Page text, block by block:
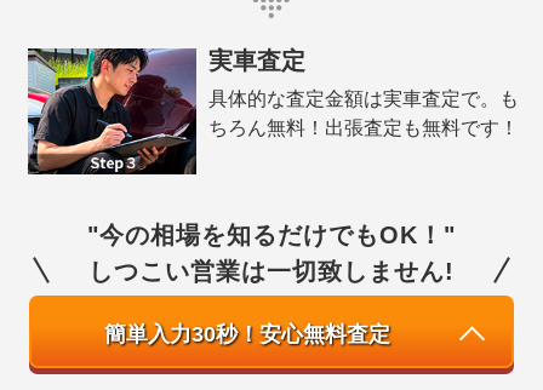
実車査定
具体的な査定金額は実車査定で。も
ちろん無料！出張査定も無料です！
"今の相場を知るだけでもOK！"
しつこい営業は一切致しません!
簡単入力30秒！安心無料査定